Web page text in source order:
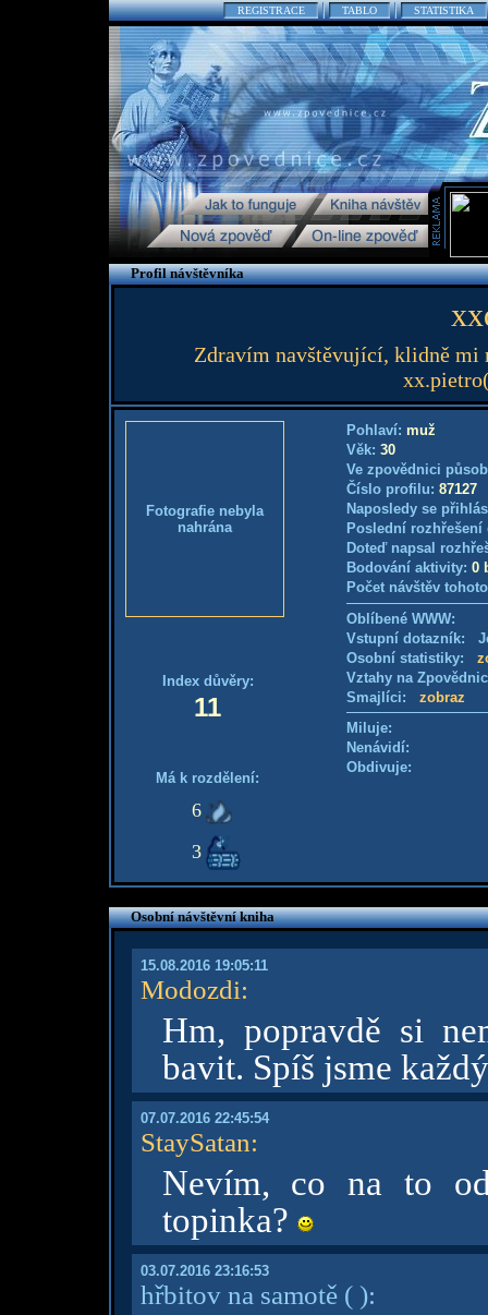
REGISTRACE TABLO STATISTIKA
Profil návštěvníka
Zdravím navštěvující, klidně mi
Fotografie nebyla
nahrána
Index důvěry:
11
Má k rozdělení:
6
3
Pohlaví: muž
Věk: 30
Ve zpovědnici
Číslo profilu: 87127
Naposledy se
Poslední
Doteď napsal
Bodování aktivity: 0
Počet návštěv
Oblíbené WWW:
Vstupní dotazník:
Osobní statistiky:
Vztahy na
Smajlíci: zobraz
Miluje:
Nenávidí:
Obdivuje:
Osobní návštěvní kniha
15.08.2016 19:05:11
Modozdi:
Hm, popravdě si
bavit. Spíš jsme
07.07.2016 22:45:54
StaySatan:
Nevím, co na to
topinka?
03.07.2016 23:16:53
hřbitov na samotě( ):